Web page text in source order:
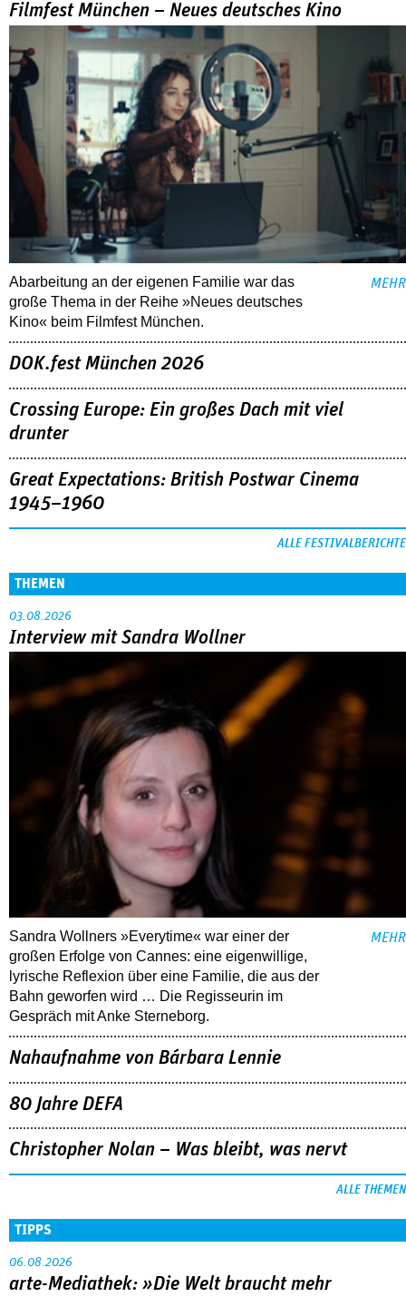
Filmfest München – Neues deutsches Kino
Abarbeitung an der eigenen Familie war das
große Thema in der Reihe »Neues deutsches
Kino« beim Filmfest München.
MEHR
DOK.fest München 2026
Crossing Europe: Ein großes Dach mit viel
drunter
Great Expectations: British Postwar Cinema
1945–1960
ALLE FESTIVALBERICHTE
THEMEN
03.08.2026
Interview mit Sandra Wollner
Sandra Wollners »Everytime« war einer der
großen Erfolge von Cannes: eine eigenwillige,
lyrische Reflexion über eine ­Familie, die aus der
Bahn geworfen wird … Die Regisseurin im
Gespräch mit Anke Sterneborg.
MEHR
Nahaufnahme von Bárbara Lennie
80 Jahre DEFA
Christopher Nolan – Was bleibt, was nervt
ALLE THEMEN
TIPPS
06.08.2026
arte-Mediathek: »Die Welt braucht mehr